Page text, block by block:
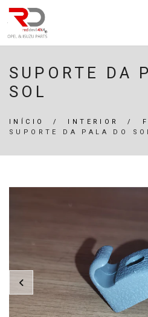
SUPORTE DA
SOL
INÍCIO / INTERIOR /
SUPORTE DA PALA DO